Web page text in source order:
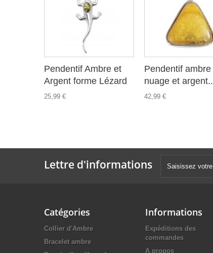
Pendentif Ambre et
Argent forme Lézard
25,99 €
Pendentif ambre
nuage et
42,99 €
Lettre d'informations
Catégories
Collier d'Ambre
Bracelet ambre
Informations
Expéditions des
commandes
A propos